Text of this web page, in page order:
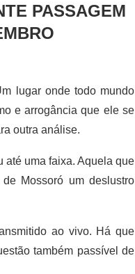
PASSAGEM
lugar onde todo mundo
e arrogância que ele se
outra análise.
até uma faixa. Aquela que
Mossoró um deslustro
ao vivo. Há que
também passível de